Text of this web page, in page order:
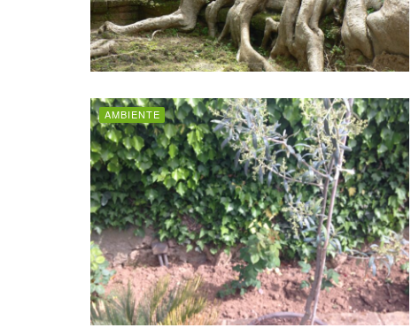
AMBIENTE